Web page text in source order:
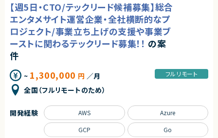
【週5日・CTO/テックリード候補募集】総合
エンタメサイト運営企業・全社横断的なプ
ロジェクト/事業立ち上げの支援や事業ブ
ーストに関わるテックリード募集！！ の案
件
~ 1,300,000 円 ／月
全国（フルリモートのため）
フルリモート
開発経験 AWS Azure
GCP Go